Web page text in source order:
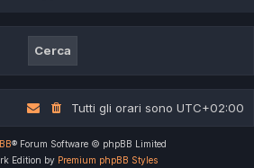
Tutti gli orari sono UTC+02:00
® Forum Software © phpBB Limited
Edition by Premium phpBB Styles